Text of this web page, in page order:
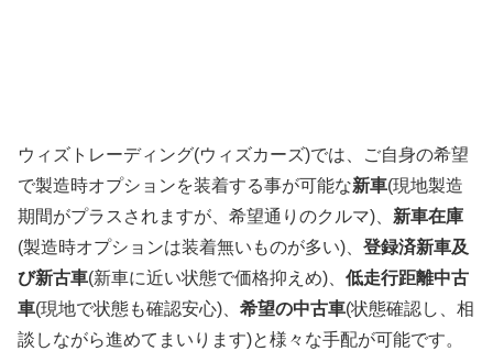
ウィズトレーディング(ウィズカーズ)では、ご自身の希望
で製造時オプションを装着する事が可能な新車(現地製造
期間がプラスされますが、希望通りのクルマ)、 新車在庫
(製造時オプションは装着無いものが多い)、 登録済新車及
び新古車(新車に近い状態で価格抑えめ)、 低走行距離中古
車(現地で状態も確認安心)、 希望の中古車(状態確認し、相
談しながら進めてまいります)と様々な手配が可能です。